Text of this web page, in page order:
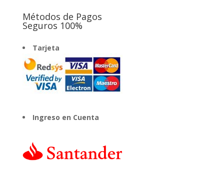
Métodos de Pagos
Seguros 100%
Tarjeta
Ingreso en Cuenta